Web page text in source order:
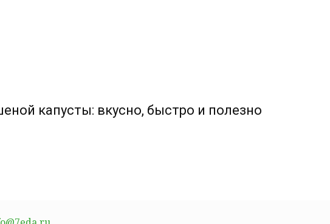
капусты: вкусно, быстро и полезно